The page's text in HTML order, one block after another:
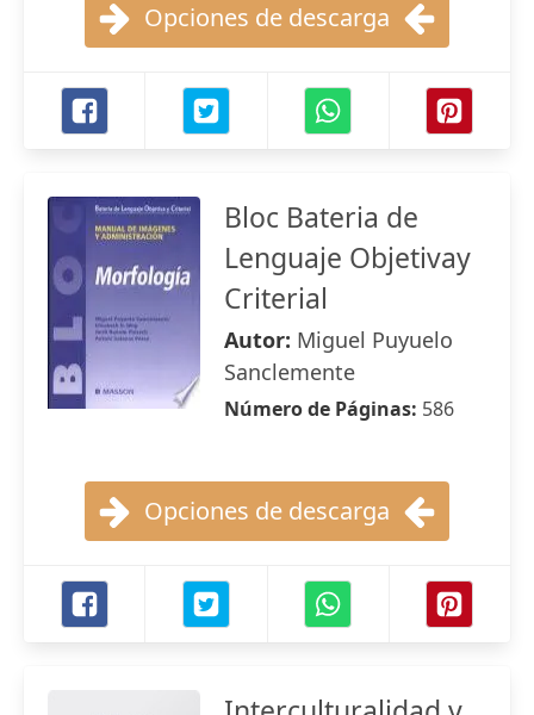
Opciones de descarga
Bloc Bateria de
Lenguaje Objetivay
Criterial
Autor: Miguel Puyuelo
Sanclemente
Número de Páginas: 586
Opciones de descarga